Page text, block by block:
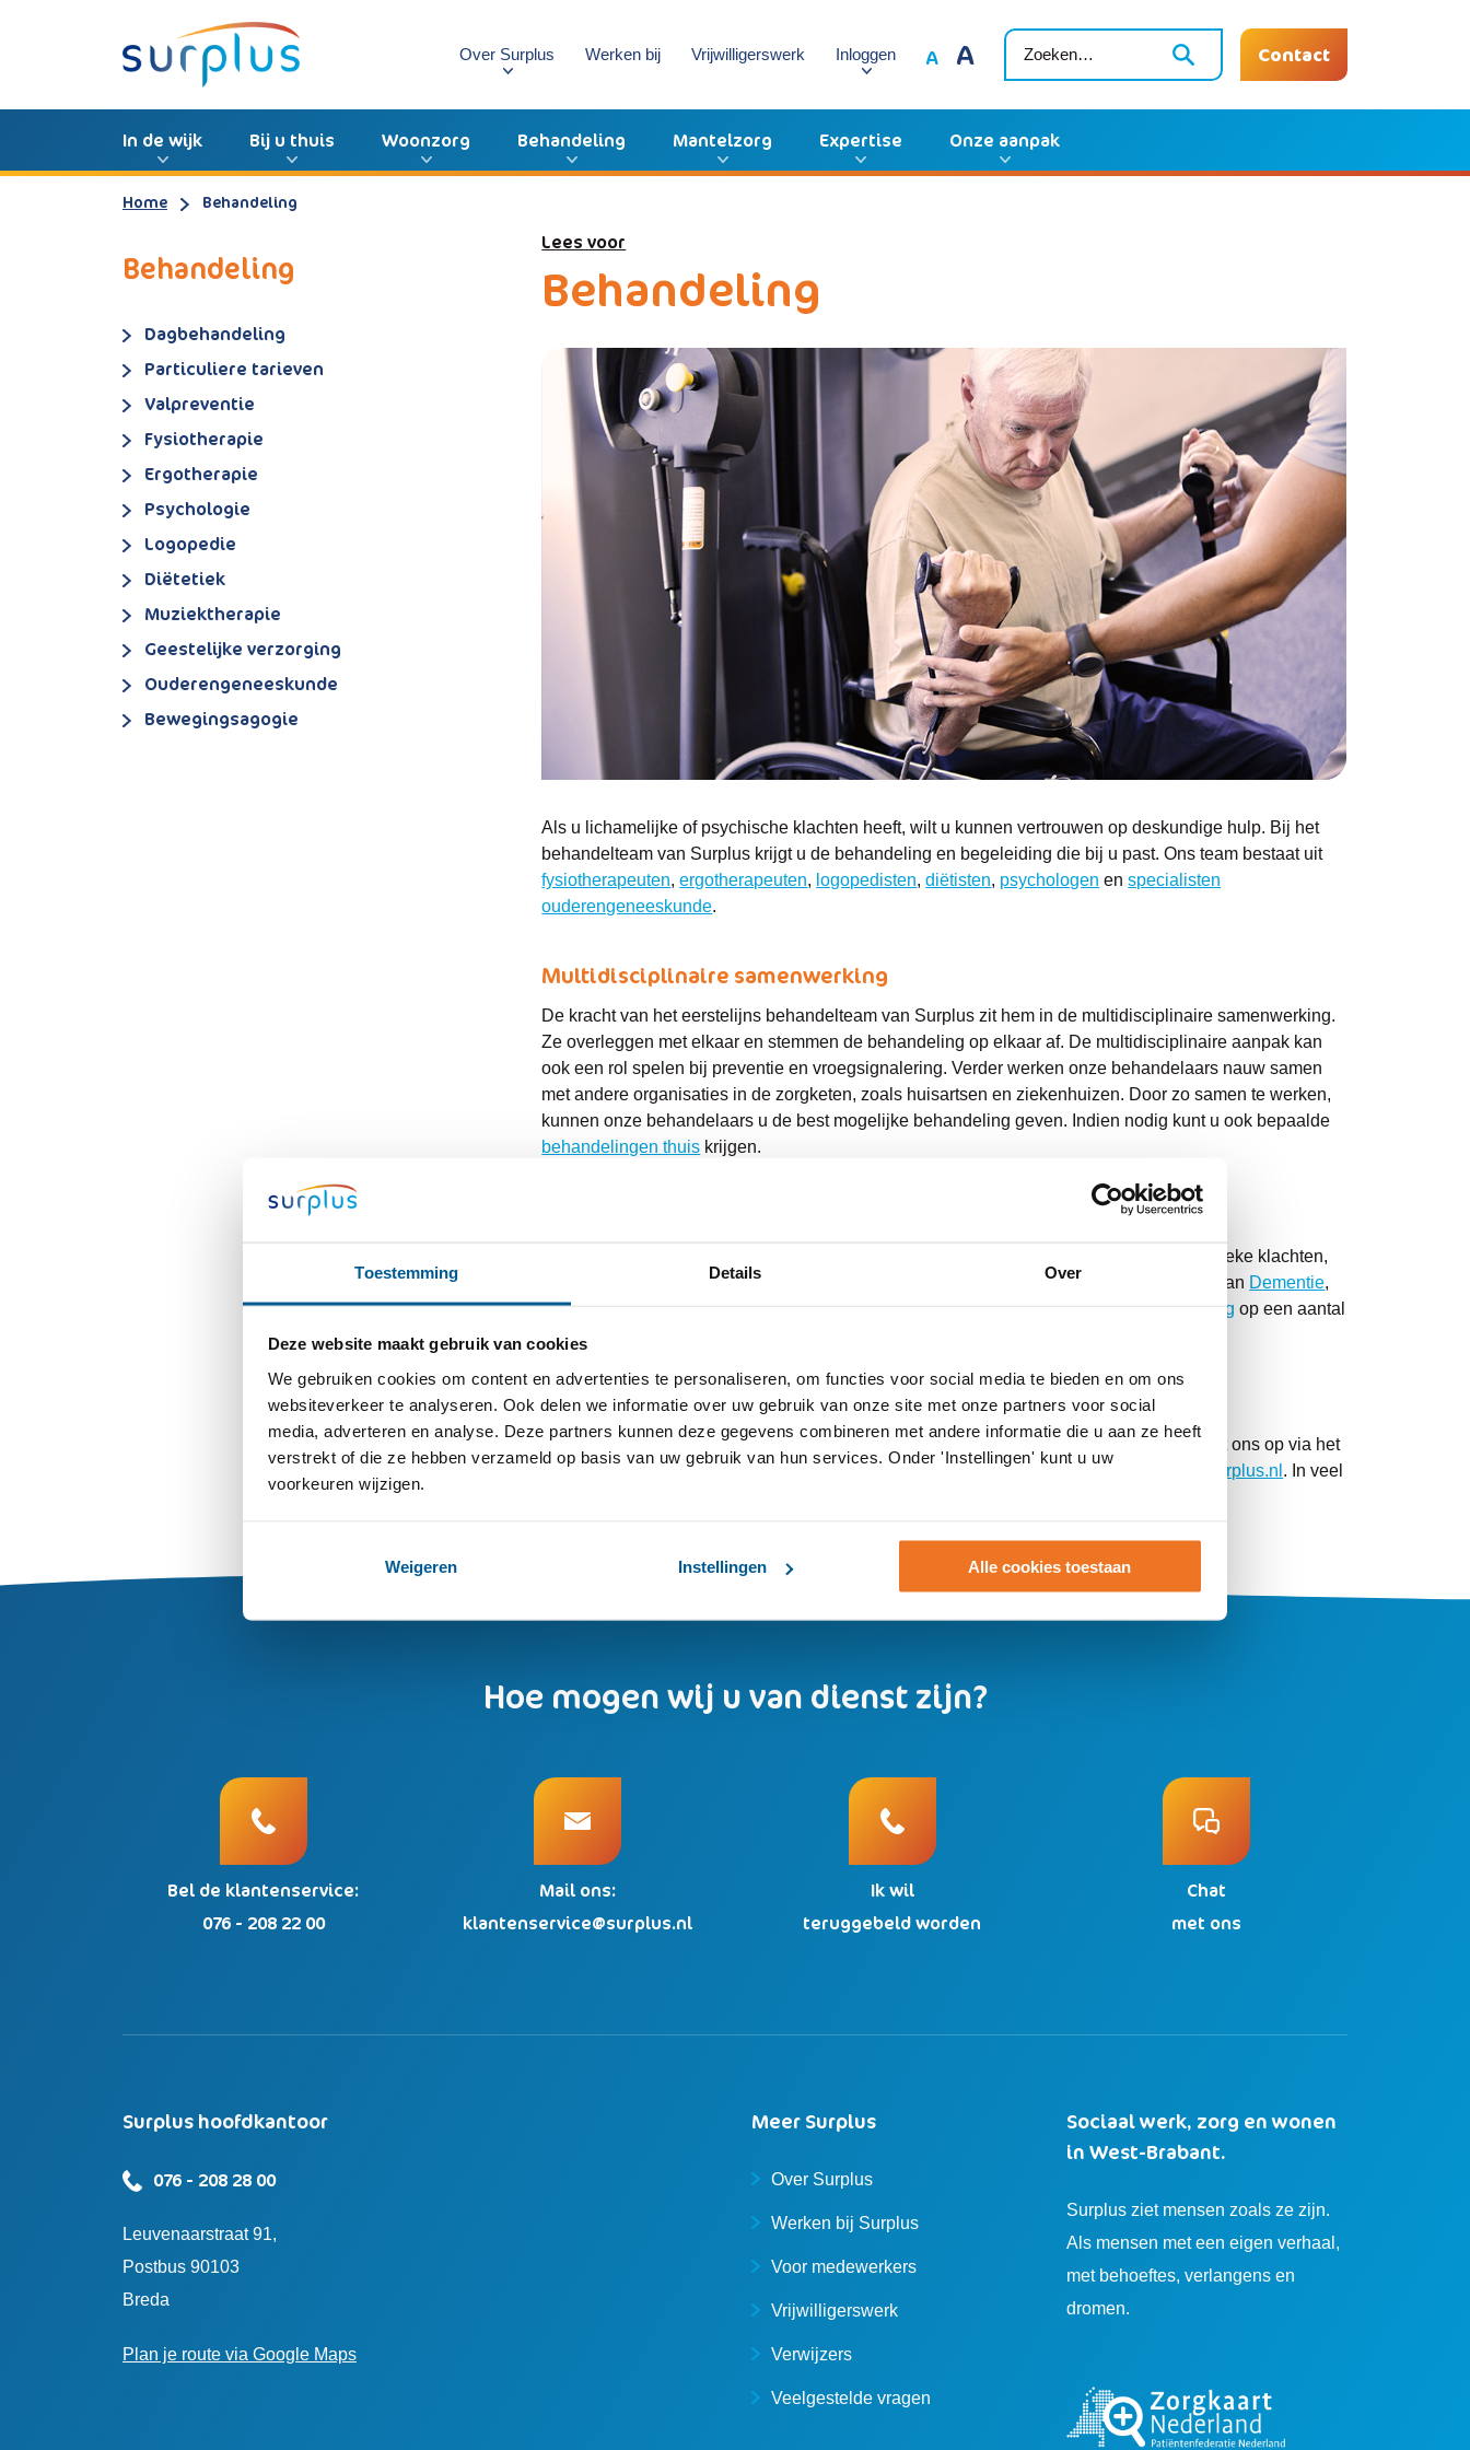
Toestemming Details Over
Deze website maakt gebruik van cookies
We gebruiken cookies om content en advertenties te personaliseren, om functies voor social media te bieden en om ons
websiteverkeer te analyseren. Ook delen we informatie over uw gebruik van onze site met onze partners voor social
media, adverteren en analyse. Deze partners kunnen deze gegevens combineren met andere informatie die u aan ze heeft
verstrekt of die ze hebben verzameld op basis van uw gebruik van hun services. Onder 'Instellingen' kunt u uw
voorkeuren wijzigen.
Weigeren Instellingen Alle cookies toestaan
Over Surplus Werken bij Vrijwilligerswerk Inloggen A A Contact
In de wijk Bij u thuis Woonzorg Behandeling Mantelzorg Expertise Onze aanpak
Home Behandeling
Behandeling
Dagbehandeling
Particuliere tarieven
Valpreventie
Fysiotherapie
Ergotherapie
Psychologie
Logopedie
Diëtetiek
Muziektherapie
Geestelijke verzorging
Ouderengeneeskunde
Bewegingsagogie
Lees voor
Behandeling
Als u lichamelijke of psychische klachten heeft, wilt u kunnen vertrouwen op deskundige hulp. Bij het
behandelteam van Surplus krijgt u de behandeling en begeleiding die bij u past. Ons team bestaat uit
fysiotherapeuten,ergotherapeuten, logopedisten,diëtisten, psychologen enspecialisten
ouderengeneeskunde.
Multidisciplinaire samenwerking
De kracht van het eerstelijns behandelteam van Surplus zit hem in de multidisciplinaire samenwerking.
Ze overleggen met elkaar en stemmen de behandeling op elkaar af. De multidisciplinaire aanpak kan
ook een rol spelen bij preventie en vroegsignalering. Verder werken onze behandelaars nauw samen
met andere organisaties in de zorgketen, zoals huisartsen en ziekenhuizen. Door zo samen te werken,
kunnen onze behandelaars u de best mogelijke behandeling geven. Indien nodig kunt u ook bepaalde
behandelingen thuis krijgen.
Onze behandelaars hebben vaak verschillende specialisaties, waardoor u ook bij specifieke klachten,
ziektebeelden of aandoeningen bij ons terecht kunt. U kunt hierbij bijvoorbeeld denken aan Dementie,
Afasie
dagbehandeling op een aantal
locaties.
Contact
Wilt u meer weten over ons behandelteam of een afspraak maken, neem dan contact met ons op via het
telefoonnummer van het behandelteam:
of mail naar behandelteam@surplus.nl . In veel
Hoe mogen wij u van dienst zijn?
Bel de klantenservice:
076 - 208 22 00
Mail ons:
klantenservice@surplus.nl
Ik wil
teruggebeld worden
Chat
met ons
Surplus hoofdkantoor
076 - 208 28 00
Leuvenaarstraat 91,
Postbus 90103
Breda
Plan je route via Google Maps
Meer Surplus
Over Surplus
Werken bij Surplus
Voor medewerkers
Vrijwilligerswerk
Verwijzers
Veelgestelde vragen
Sociaal werk, zorg en wonen
in West-Brabant.
Surplus ziet mensen zoals ze zijn.
Als mensen met een eigen verhaal,
met behoeftes, verlangens en
dromen.